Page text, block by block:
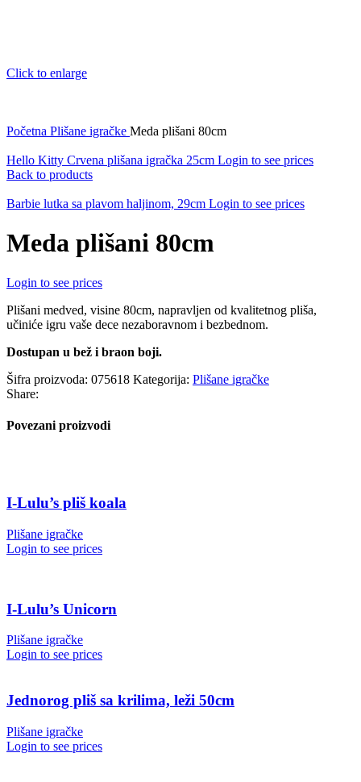
Click to enlarge
Početna Plišane igračke Meda plišani 80cm
Hello Kitty Crvena plišana igračka 25cm Login to see prices
Back to products
Barbie lutka sa plavom haljinom, 29cm Login to see prices
Meda plišani 80cm
Login to see prices
Plišani medved, visine 80cm, napravljen od kvalitetnog pliša,
učiniće igru vaše dece nezaboravnom i bezbednom.
Dostupan u bež i braon boji.
Šifra proizvoda: 075618 Kategorija: Plišane igračke
Share:
Povezani proizvodi
I-Lulu’s pliš koala
Plišane igračke
Login to see prices
I-Lulu’s Unicorn
Plišane igračke
Login to see prices
Jednorog pliš sa krilima, leži 50cm
Plišane igračke
Login to see prices